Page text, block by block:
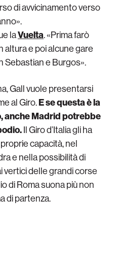
di avvicinamento verso
laVuelta. «Prima farò
altura e poi alcune gare
Sebastian e Burgos».
Gall vuole presentarsi
al Giro.E se questa è la
anche Madrid potrebbe
Il Giro d’Italia gli ha
capacità, nel
e nella possibilità di
delle grandi corse
di Roma suona più non
di partenza.